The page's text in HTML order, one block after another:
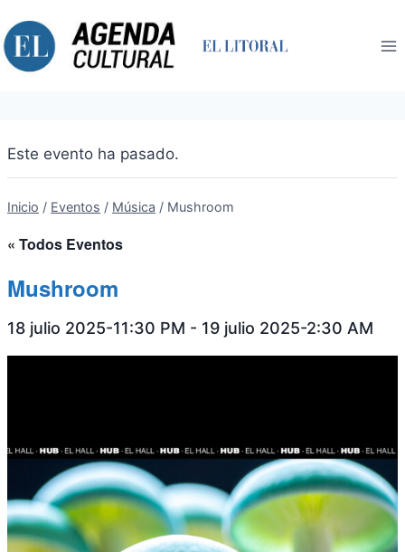
al
contenido
Este evento ha pasado.
Inicio / Eventos / Música / Mushroom
« Todos Eventos
Mushroom
18 julio 2025-11:30 PM - 19 julio 2025-2:30 AM